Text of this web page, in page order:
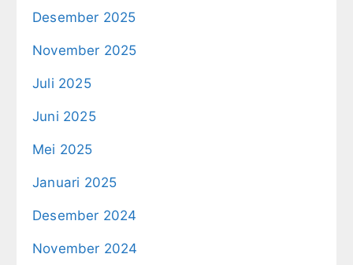
Desember 2025
November 2025
Juli 2025
Juni 2025
Mei 2025
Januari 2025
Desember 2024
November 2024